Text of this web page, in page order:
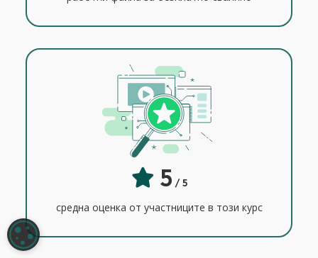
5 / 5
средна оценка от участниците в този курс
НАСТРОЙКИ НА БИСКВИТКИТЕ